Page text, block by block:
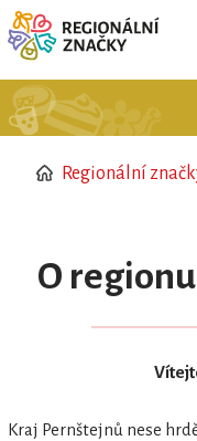
Regionální
O
Kraj Pernštejnů nese